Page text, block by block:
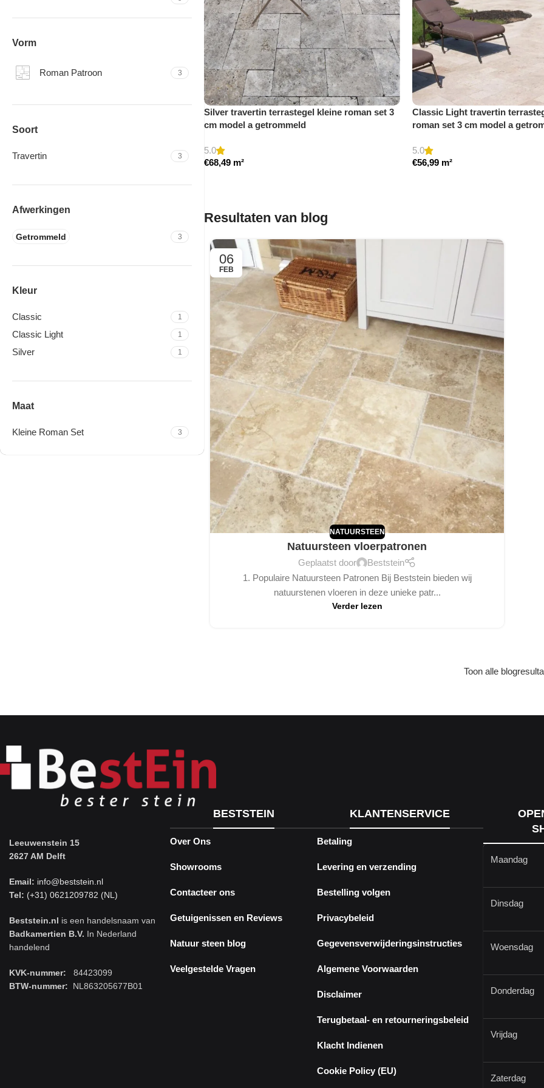
Vorm
Roman Patroon 3
Soort
Travertin 3
Afwerkingen
Getrommeld 3
Kleur
Classic 1
Classic Light 1
Silver 1
Maat
Kleine Roman Set 3
Silver travertin terrastegel kleine roman set 3
cm model a getrommeld
5.0
€68,49 m²
Classic Light travertin
roman set 3 cm model a
5.0
€56,99 m²
Resultaten van blog
06
FEB
NATUURSTEEN
Natuursteen vloerpatronen
Geplaatst door
Beststein
1. Populaire Natuursteen Patronen Bij Beststein bieden wij
natuurstenen vloeren in deze unieke patr...
Verder lezen
Toon alle
Leeuwenstein 15
2627 AM Delft
Email: info@beststein.nl
Tel: (+31) 0621209782 (NL)
Beststein.nl is een handelsnaam van
Badkamertien B.V. In Nederland
handelend
KVK-nummer: 84423099
BTW-nummer: NL863205677B01
BESTSTEIN
Over Ons
Showrooms
Contacteer ons
Getuigenissen en Reviews
Natuur steen blog
Veelgestelde Vragen
KLANTENSERVICE
Betaling
Levering en verzending
Bestelling volgen
Privacybeleid
Gegevensverwijderingsinstructies
Algemene Voorwaarden
Disclaimer
Terugbetaal- en retourneringsbeleid
Klacht Indienen
Cookie Policy (EU)
Maandag
Dinsdag
Woensdag
Donderdag
Vrijdag
Zaterdag